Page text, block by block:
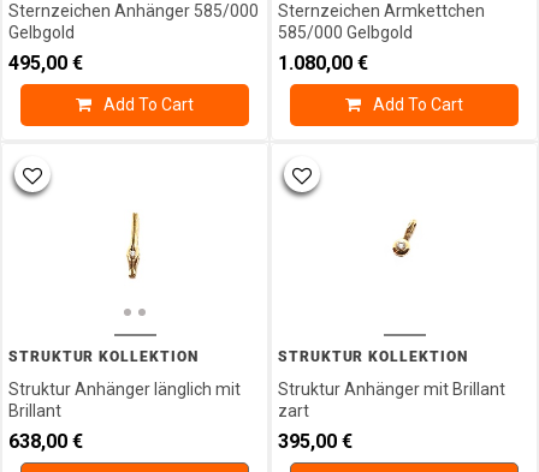
Sternzeichen Anhänger 585/000
Gelbgold
495,00 €
Add To Cart
Sternzeichen Armkettchen
585/000 Gelbgold
1.080,00 €
Add To Cart
STRUKTUR KOLLEKTION
Struktur Anhänger länglich mit
Brillant
638,00 €
STRUKTUR KOLLEKTION
Struktur Anhänger mit Brillant
zart
395,00 €